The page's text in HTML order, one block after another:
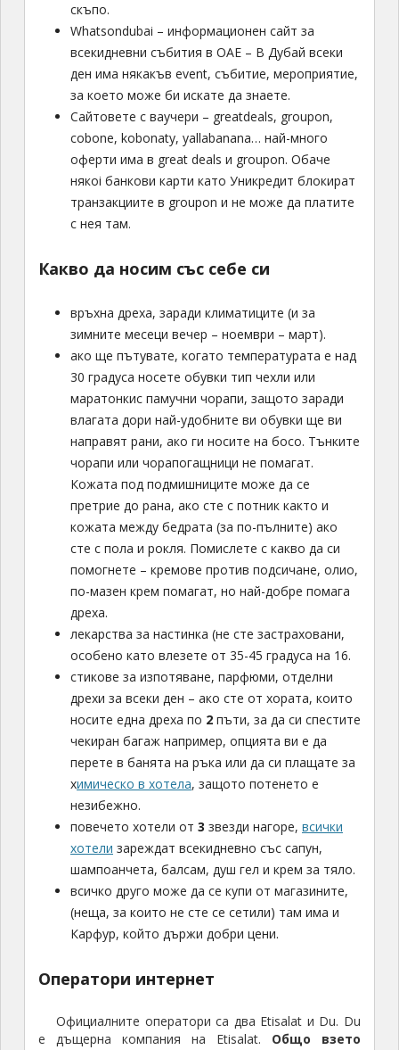
скъпо.
Whatsondubai – информационен сайт за
всекидневни събития в ОАЕ – В Дубай всеки
ден има някакъв event, събитие, мероприятие,
за което може би искате да знаете.
Сайтовете с ваучери – greatdeals, groupon,
cobone, kobonaty, yallabanana… най-много
оферти има в great deals и groupon. Обаче
някоi банкови карти като Уникредит блокират
транзакциите в groupon и не може да платите
с нея там.
Какво да носим със себе си
връхна дреха, заради климатиците (и за
зимните месеци вечер – ноември – март).
ако ще пътувате, когато температурата е над
30 градуса носете обувки тип чехли или
маратонкис памучни чорапи, защото заради
влагата дори най-удобните ви обувки ще ви
направят рани, ако ги носите на босо. Тънките
чорапи или чорапогащници не помагат.
Кожата под подмишниците може да се
претрие до рана, ако сте с потник както и
кожата между бедрата (за по-пълните) ако
сте с пола и рокля. Помислете с какво да си
помогнете – кремове против подсичане, олио,
по-мазен крем помагат, но най-добре помага
дреха.
лекарства за настинка (не сте застраховани,
особено като влезете от 35-45 градуса на 16.
стикове за изпотяване, парфюми, отделни
дрехи за всеки ден – ако сте от хората, които
носите една дреха по 2пъти, за да си спестите
чекиран багаж например, опцията ви е да
перете в банята на ръка или да си плащате за
химическо в хотела, защото потенето е
незибежно.
повечето хотели от 3 звезди нагоре, всички
хотели зареждат всекидневно със сапун,
шампоанчета, балсам, душ гел и крем за тяло.
всичко друго може да се купи от магазините,
(неща, за които не сте се сетили) там има и
Карфур, който държи добри цени.
Оператори интернет
Официалните оператори са два Etisalat и Du. Du
е дъщерна компания на Etisalat. Общо взето